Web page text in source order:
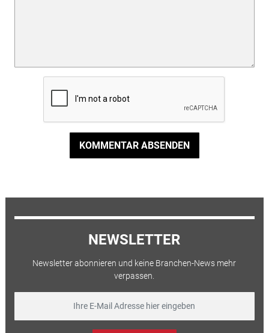
KOMMENTAR ABSENDEN
NEWSLETTER
Newsletter abonnieren und keine Branchen-News mehr
verpassen.